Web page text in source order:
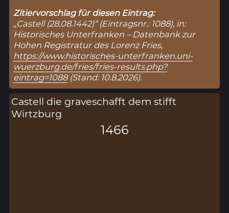
Zitiervorschlag für diesen Eintrag:
„Castell (28.08.1442)“ (Eintragsnr.: 1088), in:
Historisches Unterfranken – Datenbank zur
Hohen Registratur des Lorenz Fries,
https://www.historisches-unterfranken.uni-
wuerzburg.de/fries/fries-results.php?
eintrag=1088(Stand: 10.8.2026).
Castell die graveschafft dem stifft
Wirtzburg
1466